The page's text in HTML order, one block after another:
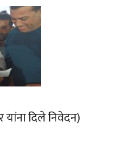
यांना दिले निवेदन)